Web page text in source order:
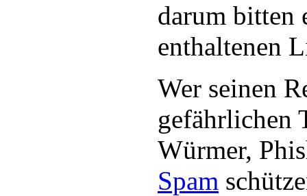
darum bitten
enthaltenen
Wer seinen
gefährlichen
Würmer,
Spam